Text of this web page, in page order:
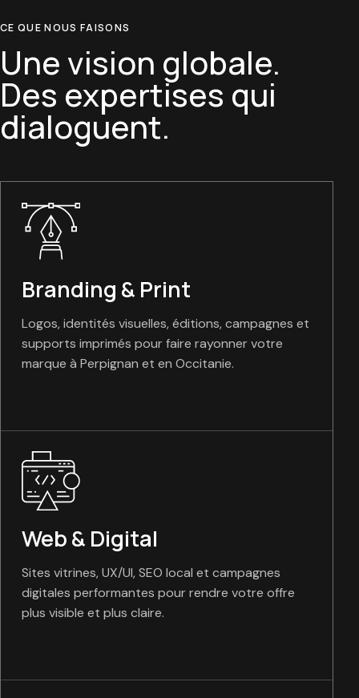
CE QUE NOUS FAISONS
Une vision globale.
Des expertises qui
dialoguent.
Branding & Print
Logos, identités visuelles, éditions, campagnes et
supports imprimés pour faire rayonner votre
marque à Perpignan et en Occitanie.
Web & Digital
Sites vitrines, UX/UI, SEO local et campagnes
digitales performantes pour rendre votre offre
plus visible et plus claire.